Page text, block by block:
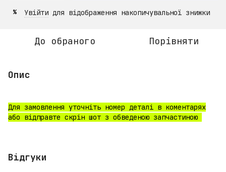
% Увійти для відображення накопичувальної знижки
До обраного Порівняти
Опис
Для замовлення уточніть номер деталі в коментарях
або відправте скрін шот з обведеною запчастиною
Відгуки